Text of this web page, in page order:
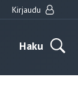
Kirjaudu
Haku